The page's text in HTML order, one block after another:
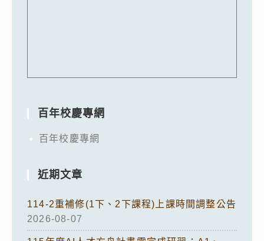
百年校慶專網
百年校慶專網
近期文章
114-2重補修(1下、2下課程)上課時間調整公告
2026-08-07